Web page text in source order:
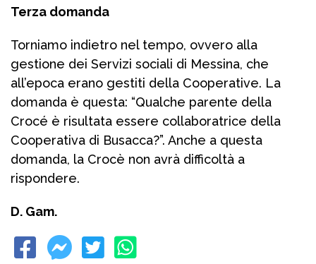
Terza domanda
Torniamo indietro nel tempo, ovvero alla
gestione dei Servizi sociali di Messina, che
all’epoca erano gestiti della Cooperative. La
domanda è questa: “Qualche parente della
Crocé è risultata essere collaboratrice della
Cooperativa di Busacca?”. Anche a questa
domanda, la Crocè non avrà difficoltà a
rispondere.
D. Gam.